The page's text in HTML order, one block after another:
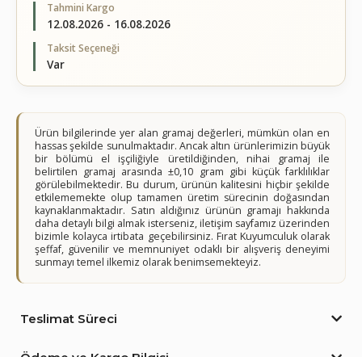
Tahmini Kargo
12.08.2026 - 16.08.2026
Taksit Seçeneği
Var
Ürün bilgilerinde yer alan gramaj değerleri, mümkün olan en
hassas şekilde sunulmaktadır. Ancak altın ürünlerimizin büyük
bir bölümü el işçiliğiyle üretildiğinden, nihai gramaj ile
belirtilen gramaj arasında ±0,10 gram gibi küçük farklılıklar
görülebilmektedir. Bu durum, ürünün kalitesini hiçbir şekilde
etkilememekte olup tamamen üretim sürecinin doğasından
kaynaklanmaktadır. Satın aldığınız ürünün gramajı hakkında
daha detaylı bilgi almak isterseniz, iletişim sayfamız üzerinden
bizimle kolayca irtibata geçebilirsiniz. Fırat Kuyumculuk olarak
şeffaf, güvenilir ve memnuniyet odaklı bir alışveriş deneyimi
sunmayı temel ilkemiz olarak benimsemekteyiz.
Teslimat Süreci